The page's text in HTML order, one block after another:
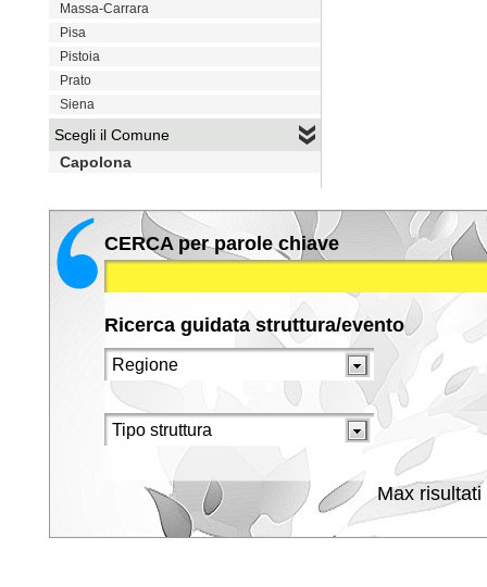
Massa-Carrara
Pisa
Pistoia
Prato
Siena
Scegli il Comune
Capolona
CERCA per parole chiave
Ricerca guidata struttura/evento
Max risultati